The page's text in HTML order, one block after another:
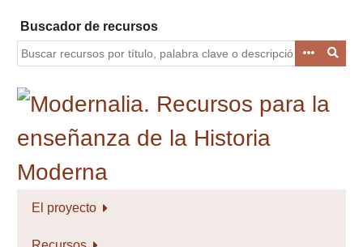
contenido
principal
Buscador de recursos
El proyecto